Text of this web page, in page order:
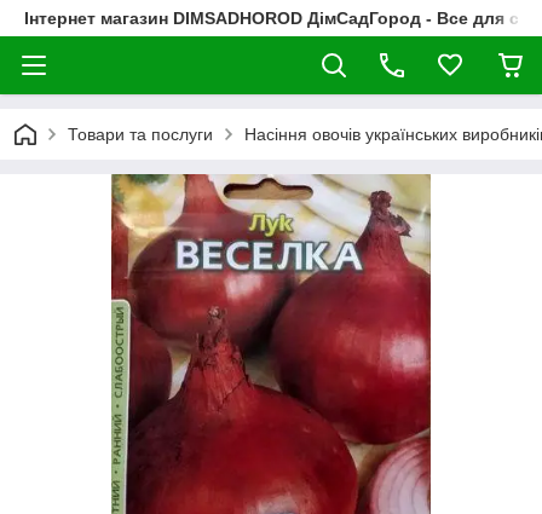
Інтернет магазин DIMSADHOROD ДімСадГород - Все для
Товари та послуги Насіння овочів українських